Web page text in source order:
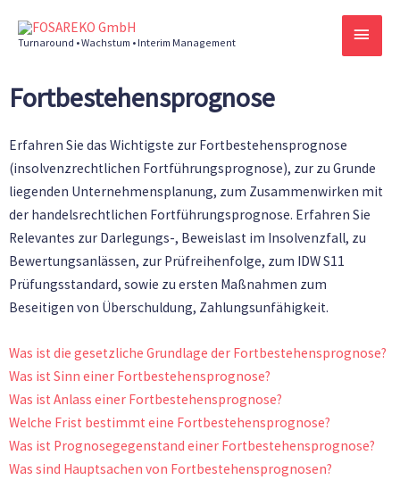
Inhalt
Turnaround • Wachstum • Interim Management
Fortbestehensprognose
Erfahren Sie das Wichtigste zur Fortbestehensprognose
(insolvenzrechtlichen Fortführungsprognose), zur zu Grunde
liegenden Unternehmensplanung, zum Zusammenwirken mit
der handelsrechtlichen Fortführungsprognose. Erfahren Sie
Relevantes zur Darlegungs-, Beweislast im Insolvenzfall, zu
Bewertungsanlässen, zur Prüfreihenfolge, zum IDW S11
Prüfungsstandard, sowie zu ersten Maßnahmen zum
Beseitigen von Überschuldung, Zahlungsunfähigkeit.
Was ist die gesetzliche Grundlage der Fortbestehensprognose?
Was ist Sinn einer Fortbestehensprognose?
Was ist Anlass einer Fortbestehensprognose?
Welche Frist bestimmt eine Fortbestehensprognose?
Was ist Prognosegegenstand einer Fortbestehensprognose?
Was sind Hauptsachen von Fortbestehensprognosen?